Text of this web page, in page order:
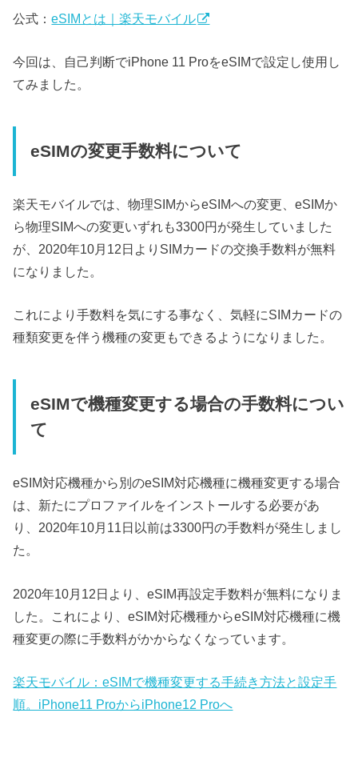
公式：eSIMとは｜楽天モバイル
今回は、自己判断でiPhone 11 ProをeSIMで設定し使用し
てみました。
eSIMの変更手数料について
楽天モバイルでは、物理SIMからeSIMへの変更、eSIMか
ら物理SIMへの変更いずれも3300円が発生していました
が、2020年10月12日よりSIMカードの交換手数料が無料
になりました。
これにより手数料を気にする事なく、気軽にSIMカードの
種類変更を伴う機種の変更もできるようになりました。
eSIMで機種変更する場合の手数料につい
て
eSIM対応機種から別のeSIM対応機種に機種変更する場合
は、新たにプロファイルをインストールする必要があ
り、2020年10月11日以前は3300円の手数料が発生しまし
た。
2020年10月12日より、eSIM再設定手数料が無料になりま
した。これにより、eSIM対応機種からeSIM対応機種に機
種変更の際に手数料がかからなくなっています。
楽天モバイル：eSIMで機種変更する手続き方法と設定手
順。iPhone11 ProからiPhone12 Proへ